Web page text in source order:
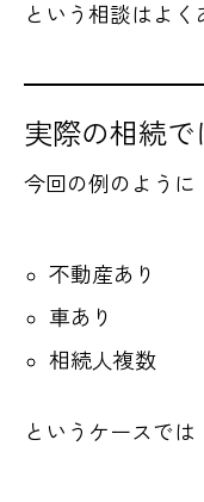
という相談はよく
実際の相続で
今回の例のように
不動産あり
車あり
相続人複数
というケースでは